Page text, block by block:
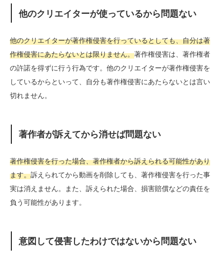
他のクリエイターが使っているから問題ない
他のクリエイターが著作権侵害を行っているとしても、自分は著
作権侵害にあたらないとは限りません。著作権侵害は、著作権者
の許諾を得ずに行う行為です。他のクリエイターが著作権侵害を
しているからといって、自分も著作権侵害にあたらないとは言い
切れません。
著作者が訴えてから消せば問題ない
著作権侵害を行った場合、著作権者から訴えられる可能性があり
ます。訴えられてから動画を削除しても、著作権侵害を行った事
実は消えません。また、訴えられた場合、損害賠償などの責任を
負う可能性があります。
意図して侵害したわけではないから問題ない